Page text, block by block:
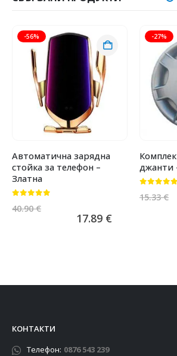
-56%
Автоматична зарядна
стойка за телефон –
Златна
40.90€
17.89 €
-27%
джанти
15.33€
КОНТАКТИ
Телефон: 0876 543 239